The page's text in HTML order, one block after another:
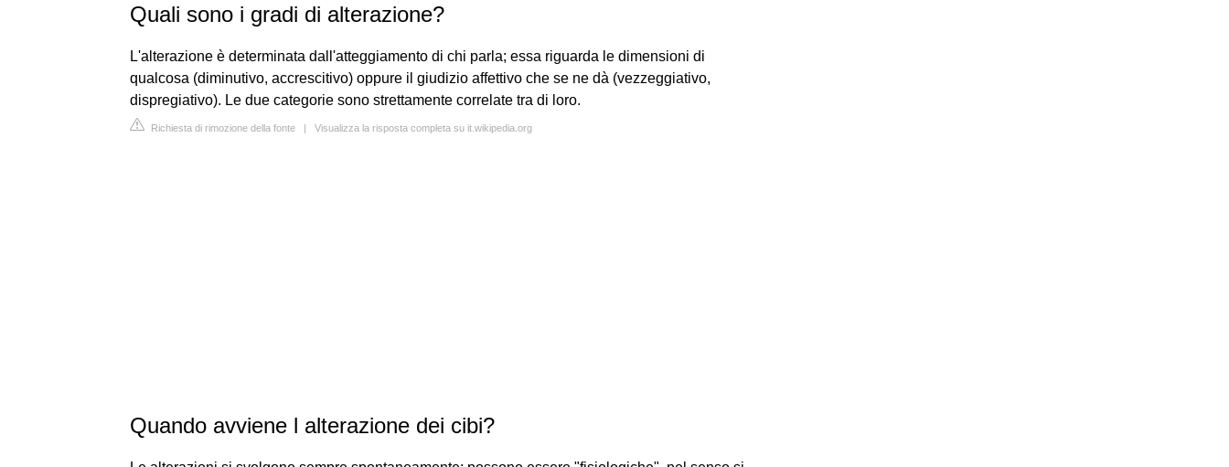
Quali sono i gradi di alterazione?
L'alterazione è determinata dall'atteggiamento di chi parla; essa riguarda le dimensioni di
qualcosa (diminutivo, accrescitivo) oppure il giudizio affettivo che se ne dà (vezzeggiativo,
dispregiativo). Le due categorie sono strettamente correlate tra di loro.
Richiesta di rimozione della fonte | Visualizza la risposta completa su it.wikipedia.org
Quando avviene l alterazione dei cibi?